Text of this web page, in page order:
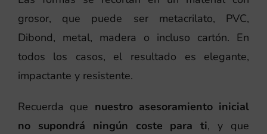
grosor, que puede ser metacrilato, PVC,
Dibond, metal, madera o incluso cartón. En
todos los casos, el resultado es elegante,
impactante y resistente.
Recuerda que nuestro asesoramiento inicial
no supondrá ningún coste para ti, y que